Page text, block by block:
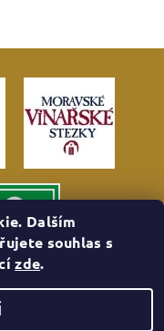
Dalším
souhlas s
zde.